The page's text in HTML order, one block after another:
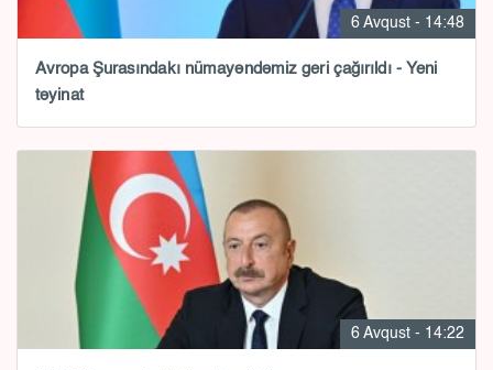
6 Avqust - 14:48
Avropa Şurasındakı nümayəndəmiz geri çağırıldı - Yeni
təyinat
6 Avqust - 14:22